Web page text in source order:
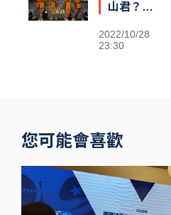
山君？
Sisters高鐵
2022/10/28
23:30
您可能會喜歡